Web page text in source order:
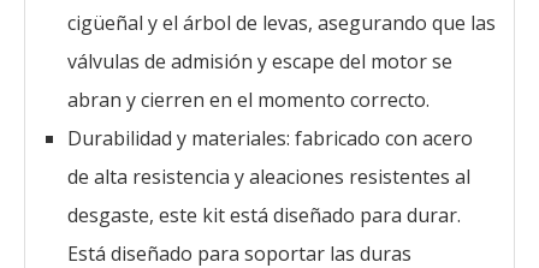
cigüeñal y el árbol de levas, asegurando que las
válvulas de admisión y escape del motor se
abran y cierren en el momento correcto.
Durabilidad y materiales: fabricado con acero
de alta resistencia y aleaciones resistentes al
desgaste, este kit está diseñado para durar.
Está diseñado para soportar las duras